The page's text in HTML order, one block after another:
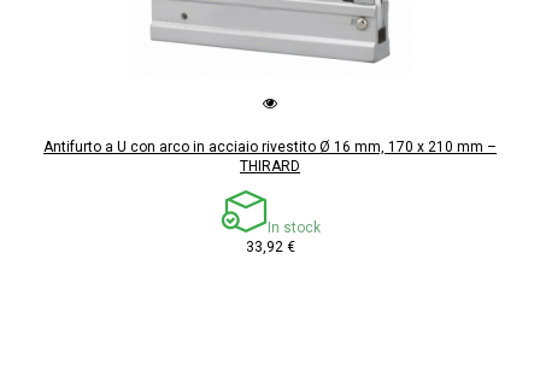
Antifurto a U con arco in acciaio rivestito Ø 16 mm, 170 x 210 mm –
THIRARD
In stock
33,92 €